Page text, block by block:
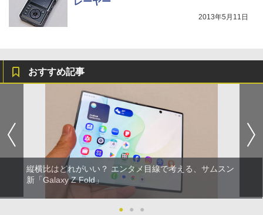
2013年5月11日
おすすめ記事
縦横比はどれがいい？ エンタメ目線で考える、サムスン
新「Galaxy Z Fold」
● ● ●